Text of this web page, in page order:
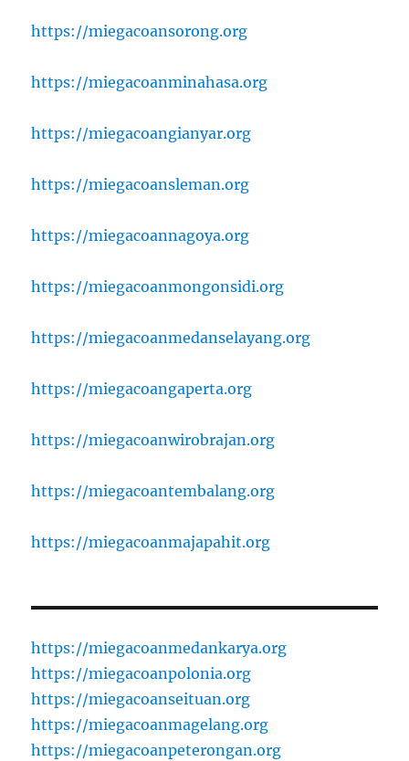
https://miegacoansorong.org
https://miegacoanminahasa.org
https://miegacoangianyar.org
https://miegacoansleman.org
https://miegacoannagoya.org
https://miegacoanmongonsidi.org
https://miegacoanmedanselayang.org
https://miegacoangaperta.org
https://miegacoanwirobrajan.org
https://miegacoantembalang.org
https://miegacoanmajapahit.org
https://miegacoanmedankarya.org
https://miegacoanpolonia.org
https://miegacoanseituan.org
https://miegacoanmagelang.org
https://miegacoanpeterongan.org